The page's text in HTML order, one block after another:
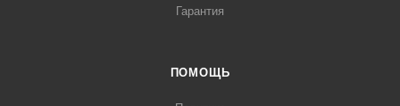
Гарантия
ПОМОЩЬ